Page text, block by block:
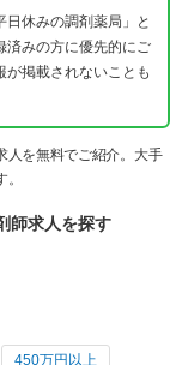
日休みの調剤薬局」と
済みの方に優先的にご
掲載されないことも
人を無料でご紹介。大手
師求人を探す
450万円以上